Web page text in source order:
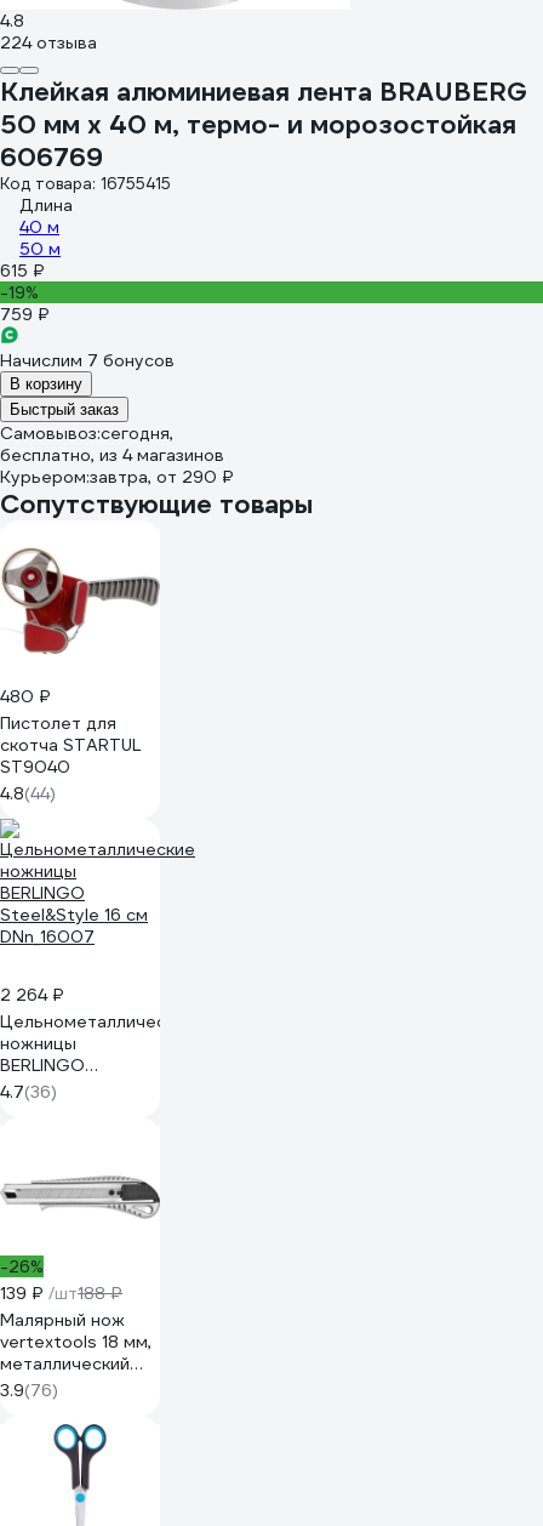
4.8
224 отзыва
Клейкая алюминиевая лента BRAUBERG
50 мм х 40 м, термо- и морозостойкая
606769
Код товара: 16755415
Длина
40 м
50 м
615 ₽
-19%
759 ₽
Начислим 7 бонусов
В корзину
Быстрый заказ
Самовывоз:сегодня,
бесплатно, из 4 магазинов
Курьером:завтра, от 290 ₽
Сопутствующие товары
480 ₽
Пистолет для
скотча STARTUL
ST9040
4.8(44)
2 264 ₽
Цельнометаллические
ножницы
BERLINGO
Steel&Style 16 см
DNn_16007
4.7(36)
-26%
139 ₽ /шт188 ₽
Малярный нож
vertextools 18 мм,
металлический
0044-18-02
3.9(76)